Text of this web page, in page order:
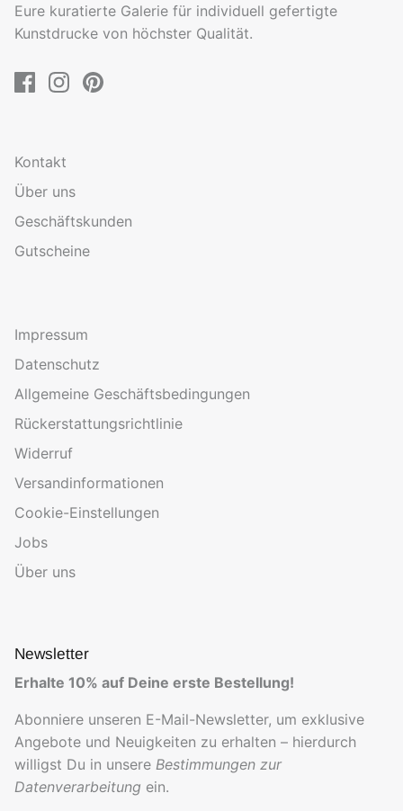
Eure kuratierte Galerie für individuell gefertigte
Kunstdrucke von höchster Qualität.
Kontakt
Über uns
Geschäftskunden
Gutscheine
Impressum
Datenschutz
Allgemeine Geschäftsbedingungen
Rückerstattungsrichtlinie
Widerruf
Versandinformationen
Cookie-Einstellungen
Jobs
Über uns
Newsletter
Erhalte 10% auf Deine erste Bestellung!
Abonniere unseren E-Mail-Newsletter, um exklusive
Angebote und Neuigkeiten zu erhalten – hierdurch
willigst Du in unsere Bestimmungen zur
Datenverarbeitung ein.